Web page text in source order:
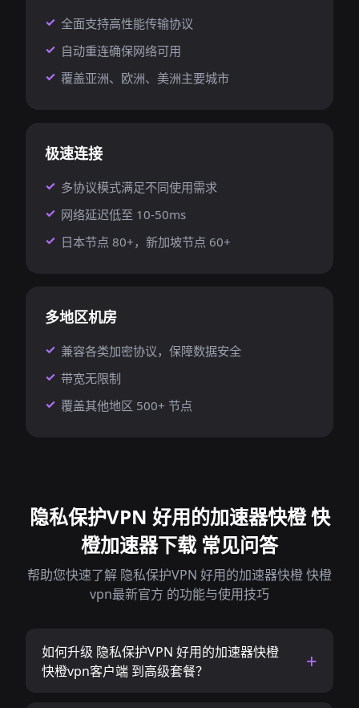
全面支持高性能传输协议
自动重连确保网络可用
覆盖亚洲、欧洲、美洲主要城市
极速连接
多协议模式满足不同使用需求
网络延迟低至 10-50ms
日本节点 80+，新加坡节点 60+
多地区机房
兼容各类加密协议，保障数据安全
带宽无限制
覆盖其他地区 500+ 节点
隐私保护VPN 好用的加速器快橙 快
橙加速器下载 常见问答
帮助您快速了解 隐私保护VPN 好用的加速器快橙 快橙
vpn最新官方 的功能与使用技巧
如何升级 隐私保护VPN 好用的加速器快橙
快橙vpn客户端 到高级套餐？